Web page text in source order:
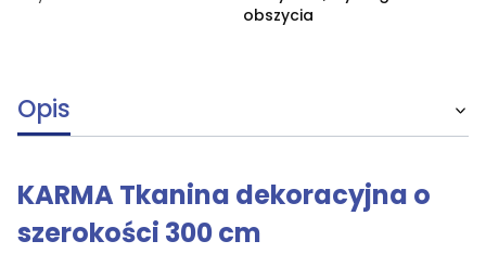
obszycia
Opis
KARMA Tkanina dekoracyjna o
szerokości 300 cm